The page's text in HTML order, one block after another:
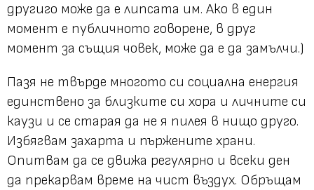
другиго може да е липсата им. Ако в един
момент е публичното говорене, в друг
момент за същия човек, може да е да замълчи.)
Пазя не твърде многото си социална енергия
единствено за близките си хора и личните си
каузи и се старая да не я пилея в нищо друго.
Избягвам захарта и пържените храни.
Опитвам да се движа регулярно и всеки ден
да прекарвам време на чист въздух. Обръщам